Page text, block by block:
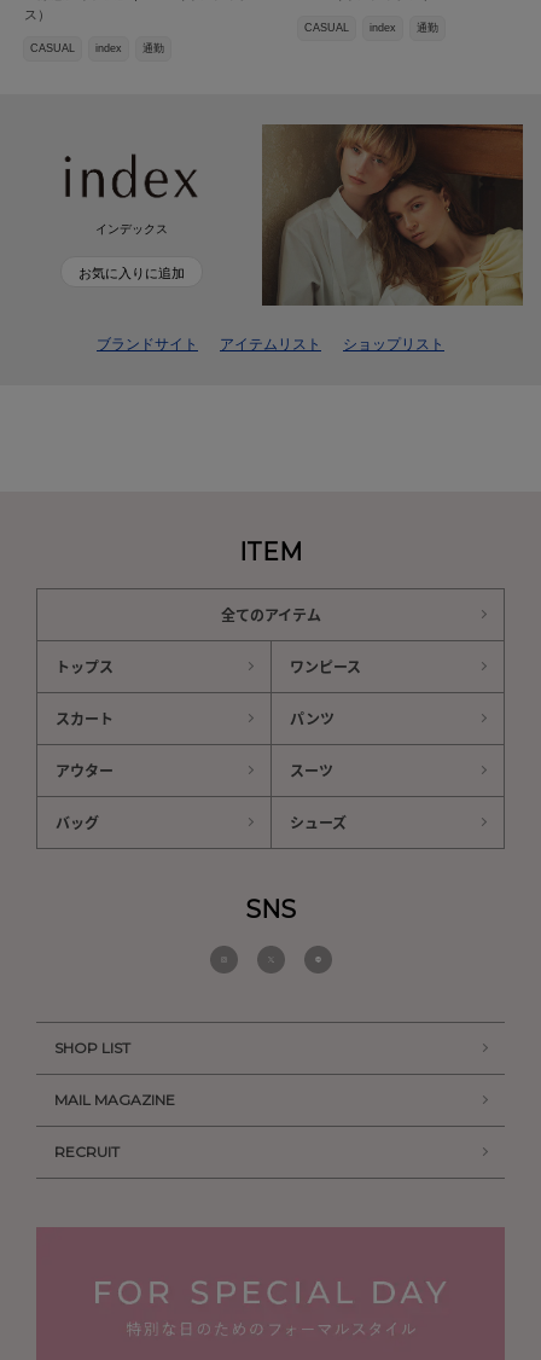
ス）
CASUAL index 通勤
CASUAL index 通勤
インデックス
お気に入りに追加
ブランドサイト アイテムリスト ショップリスト
ITEM
全てのアイテム
トップス ワンピース
スカート パンツ
アウター スーツ
バッグ シューズ
SNS
SHOP LIST
MAIL MAGAZINE
RECRUIT